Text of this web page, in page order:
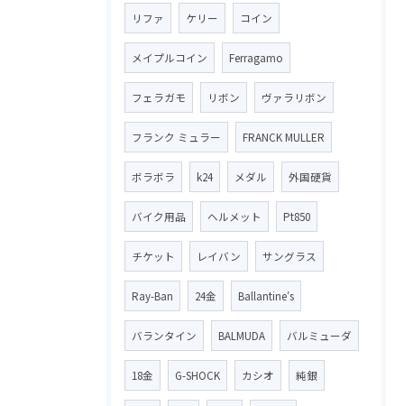
リファ ケリー コイン
メイプルコイン Ferragamo
フェラガモ リボン ヴァラリボン
フランク ミュラー FRANCK MULLER
ボラボラ k24 メダル 外国硬貨
バイク用品 ヘルメット Pt850
チケット レイバン サングラス
Ray-Ban 24金 Ballantine′s
バランタイン BALMUDA バルミューダ
18金 G-SHOCK カシオ 純銀